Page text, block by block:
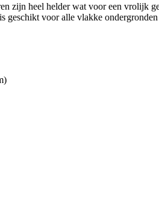
heel helder wat voor een vrolijk
voor alle vlakke